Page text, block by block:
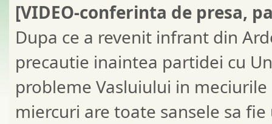
[VIDEO-conferinta de presa,
Dupa ce a revenit infrant din
precautie inaintea partidei cu
probleme Vasluiului in
miercuri are toate sansele sa